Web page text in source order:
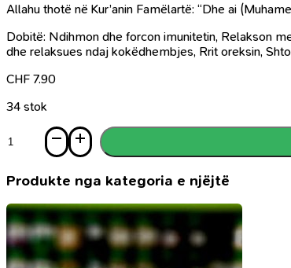
Allahu thotë në Kur’anin Famëlartë: “Dhe ai
Dobitë: Ndihmon dhe forcon imunitetin, Relakson
dhe relaksues ndaj kokëdhembjes, Rrit oreksin,
CHF 7.90
34 stok
Çaji
farës
zezë-
Farës
së
Bereqetit
Produkte nga kategoria e njëjtë